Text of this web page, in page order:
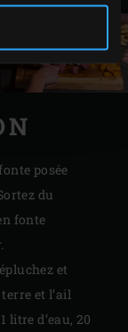
posée
du
fonte
et
et l’ail
litre d’eau, 20